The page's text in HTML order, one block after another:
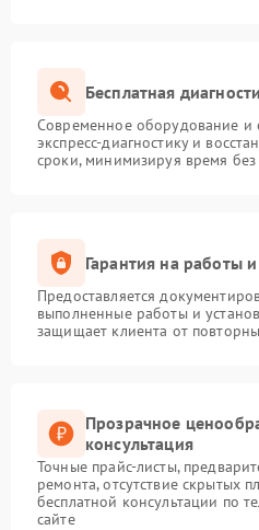
Бесплатная
Современное оборудование и
экспресс-диагностику и
сроки, минимизируя время без
Гарантия на работы и
Предоставляется
выполненные работы и
защищает клиента от
Прозрачное
консультация
Точные прайс-листы,
ремонта, отсутствие скрытых
бесплатной консультации по
сайте